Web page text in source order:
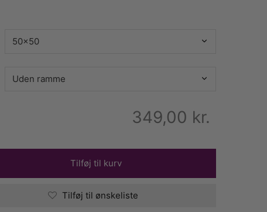
349,00 kr.
Tilføj til kurv
Tilføj til ønskeliste